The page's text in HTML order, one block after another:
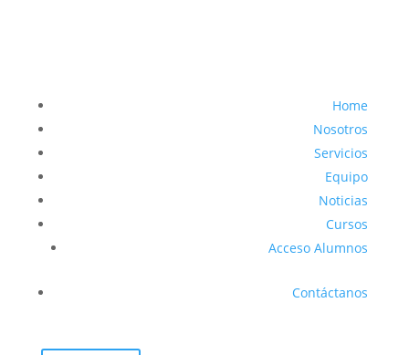
Home
Nosotros
Servicios
Equipo
Noticias
Cursos
Acceso Alumnos
Contáctanos